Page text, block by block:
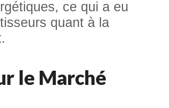
ce qui a eu
quant à la
le Marché